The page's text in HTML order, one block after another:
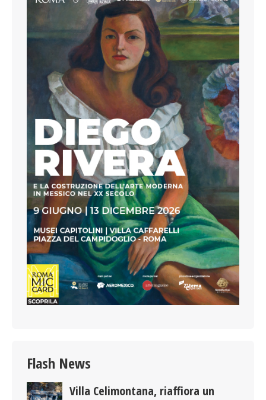
Flash News
Villa Celimontana, riaffiora un